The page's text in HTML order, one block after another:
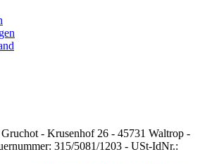
- Krusenhof 26 - 45731 Waltrop -
315/5081/1203 - USt-IdNr.: